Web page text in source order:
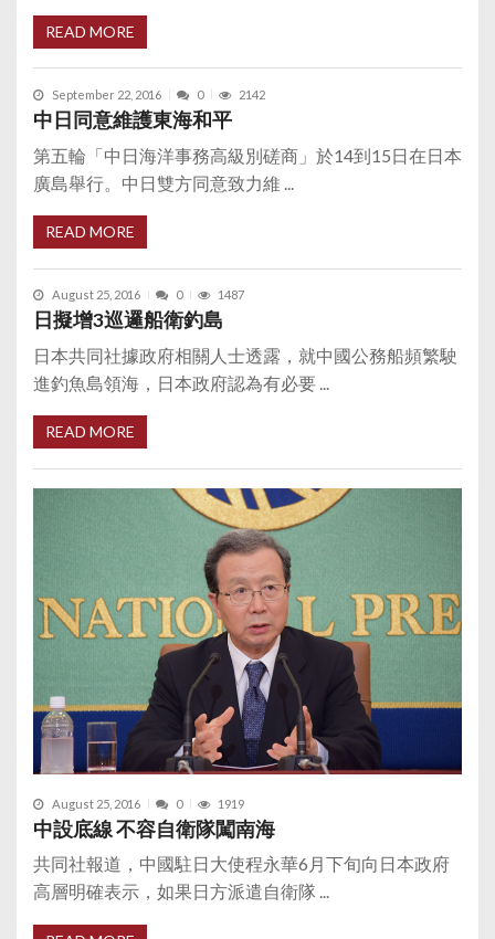
READ MORE
September 22, 2016 0 2142
中日同意維護東海和平
第五輪「中日海洋事務高級別磋商」於14到15日在日本
廣島舉行。中日雙方同意致力維 ...
READ MORE
August 25, 2016 0 1487
日擬增3巡邏船衛釣島
日本共同社據政府相關人士透露，就中國公務船頻繁駛
進釣魚島領海，日本政府認為有必要 ...
READ MORE
August 25, 2016 0 1919
中設底線 不容自衛隊闖南海
共同社報道，中國駐日大使程永華6月下旬向日本政府
高層明確表示，如果日方派遣自衛隊 ...